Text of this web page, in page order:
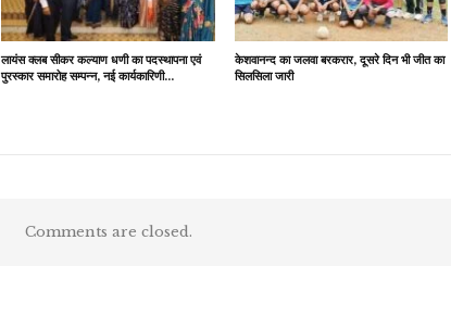
लायंस क्लब सीकर कल्याण धणी का पदस्थापना एवं
पुरस्कार समारोह सम्पन्न, नई कार्यकारिणी…
केशवानन्द का जलवा बरकरार, दूसरे दिन भी जीत का
सिलसिला जारी
Comments are closed.